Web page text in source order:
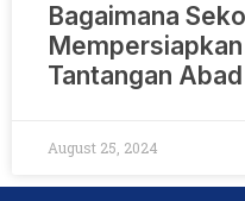
Bagaimana
Tantangan Abad
August 25, 2024